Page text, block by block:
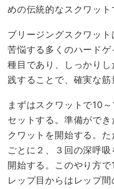
めの伝統的なスクワット
ブリージングスクワッ
苦悩する多くのハード
種目であり、しっかり
践することで、確実な筋
まずはスクワットで10
セットする。準備がで
クワットを開始する。
ごとに２、３回の深呼
開始する。このやり方
レップ目からはレップ